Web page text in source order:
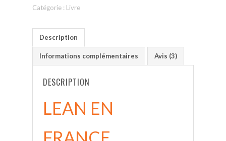
Catégorie : Livre
Description
Informations complémentaires Avis (3)
DESCRIPTION
LEAN EN